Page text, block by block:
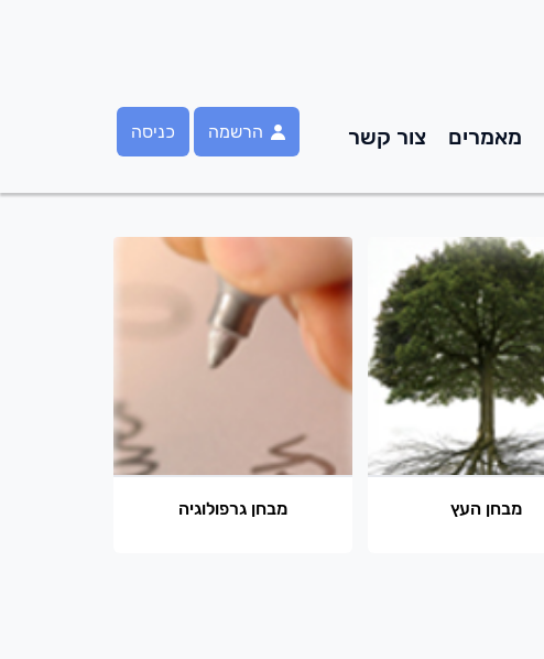
הרשמה כניסה מאמרים צור קשר
מבחן העץ מבחן גרפולוגיה